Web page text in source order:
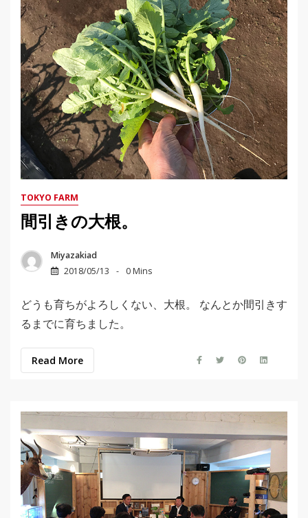
TOKYO FARM
間引きの大根。
Miyazakiad
2018/05/13
0 Mins
どうも育ちがよろしくない、大根。 なんとか間引きす
るまでに育ちました。
Read More